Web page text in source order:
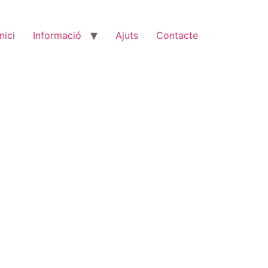
Informació Ajuts Contacte